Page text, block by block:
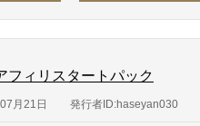
フィリスタートパック
月21日 発行者ID:haseyan030